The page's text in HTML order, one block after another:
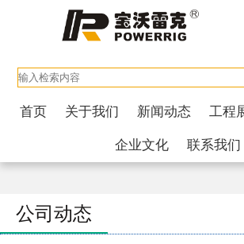
首页 关于我们 新闻动态 工程
企业文化 联系我们
公司动态